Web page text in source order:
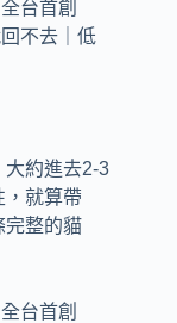
大約進去2-3
，就算帶
完整的貓